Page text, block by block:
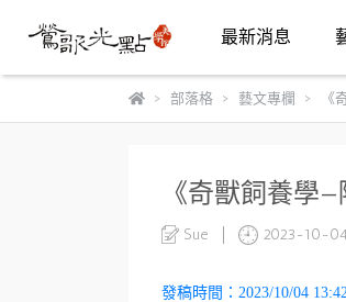
最新消息
部落格 藝文專欄 《
《奇獸飼養學
Sue 2023-10-04
發稿時間：2023/10/04